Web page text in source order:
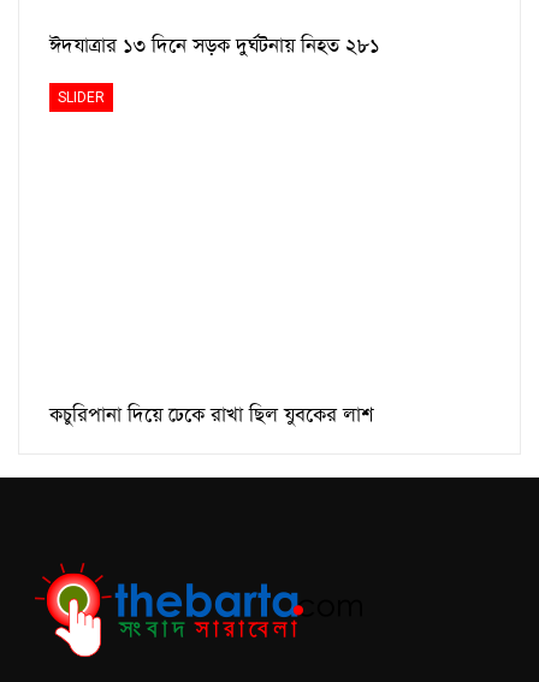
ঈদযাত্রার ১৩ দিনে সড়ক দুর্ঘটনায় নিহত ২৮১
SLIDER
কচুরিপানা দিয়ে ঢেকে রাখা ছিল যুবকের লাশ